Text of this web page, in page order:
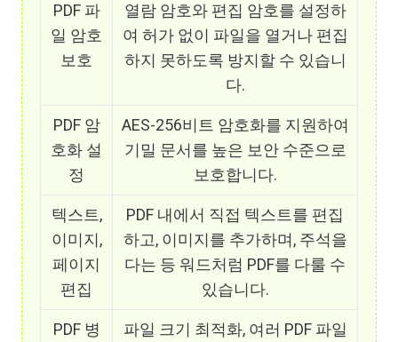
PDF 파
일 암호
보호
열람 암호와 편집 암호를 설정하
여 허가 없이 파일을 열거나 편집
하지 못하도록 방지할 수 있습니
다.
PDF 암
호화 설
정
AES-256비트 암호화를 지원하여
기밀 문서를 높은 보안 수준으로
보호합니다.
텍스트,
이미지,
페이지
편집
PDF 내에서 직접 텍스트를 편집
하고, 이미지를 추가하며, 주석을
다는 등 워드처럼 PDF를 다룰 수
있습니다.
PDF 병
파일 크기 최적화, 여러 PDF 파일